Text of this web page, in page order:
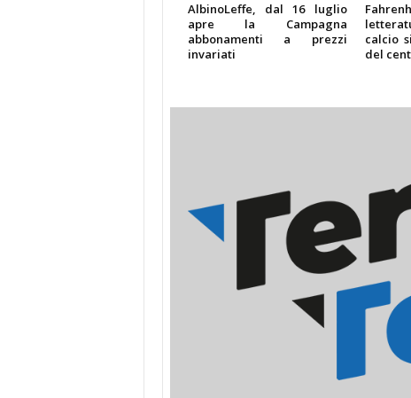
AlbinoLeffe, dal 16 luglio
apre la Campagna
abbonamenti a prezzi
invariati
calcio
del